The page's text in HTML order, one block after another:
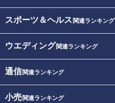
スポーツ＆ヘルス 関連ランキング
ウエディング関連ランキング
通信関連ランキング
小売関連ランキング